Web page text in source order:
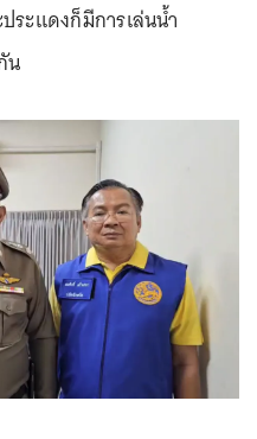
ะแดงก็มีการเล่นน้ำ
น